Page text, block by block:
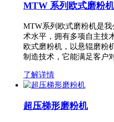
MTW 系列欧式磨粉机
MTW系列欧式磨粉机是
术水平，拥有多项自主技
欧式磨粉机，以悬辊磨粉
制造技术，它能满足客户
了解详情
超压梯形磨粉机